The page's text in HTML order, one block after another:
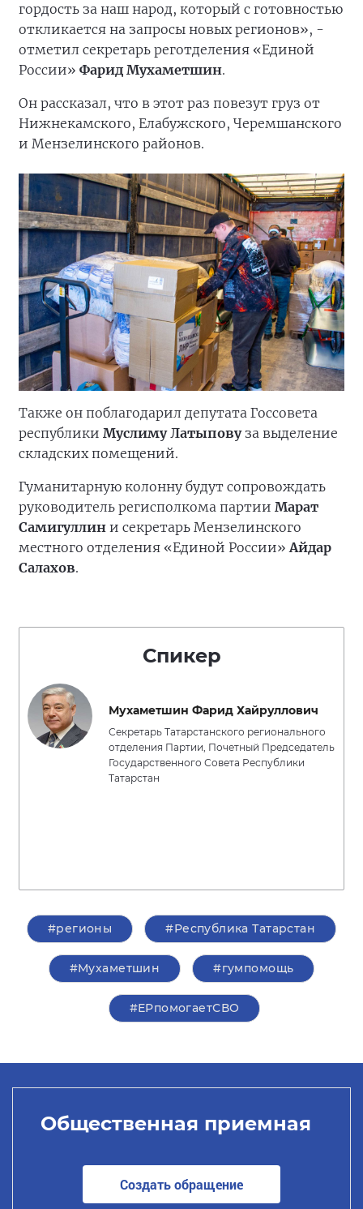
гордость за наш народ, который с готовностью
откликается на запросы новых регионов», -
отметил секретарь реготделения «Единой
России» Фарид Мухаметшин.
Он рассказал, что в этот раз повезут груз от
Нижнекамского, Елабужского, Черемшанского
и Мензелинского районов.
Также он поблагодарил депутата Госсовета
республики Муслиму Латыповуза выделение
складских помещений.
Гуманитарную колонну будут сопровождать
руководитель регисполкома партии Марат
Самигуллин и секретарь Мензелинского
местного отделения «Единой России»Айдар
Салахов.
Спикер
Мухаметшин Фарид Хайруллович
Секретарь Татарстанского регионального
отделения Партии, Почетный Председатель
Государственного Совета Республики
Татарстан
#регионы #Республика Татарстан
#Мухаметшин #гумпомощь
#ЕРпомогаетСВО
Общественная приемная
Создать обращение